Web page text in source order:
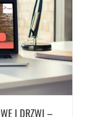
I DRZWI –